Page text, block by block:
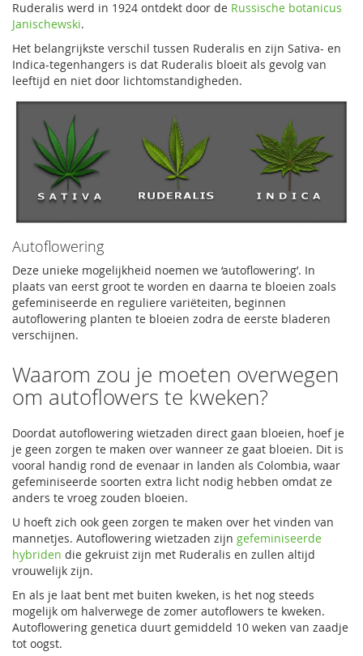
Ruderalis werd in 1924 ontdekt door de Russische botanicus
Janischewski.
Het belangrijkste verschil tussen Ruderalis en zijn Sativa- en
Indica-tegenhangers is dat Ruderalis bloeit als gevolg van
leeftijd en niet door lichtomstandigheden.
Autoflowering
Deze unieke mogelijkheid noemen we ‘autoflowering’. In
plaats van eerst groot te worden en daarna te bloeien zoals
gefeminiseerde en reguliere variëteiten, beginnen
autoflowering planten te bloeien zodra de eerste bladeren
verschijnen.
Waarom zou je moeten overwegen
om autoflowers te kweken?
Doordat autoflowering wietzaden direct gaan bloeien, hoef je
je geen zorgen te maken over wanneer ze gaat bloeien. Dit is
vooral handig rond de evenaar in landen als Colombia, waar
gefeminiseerde soorten extra licht nodig hebben omdat ze
anders te vroeg zouden bloeien.
U hoeft zich ook geen zorgen te maken over het vinden van
mannetjes. Autoflowering wietzaden zijn gefeminiseerde
hybriden die gekruist zijn met Ruderalis en zullen altijd
vrouwelijk zijn.
En als je laat bent met buiten kweken, is het nog steeds
mogelijk om halverwege de zomer autoflowers te kweken.
Autoflowering genetica duurt gemiddeld 10 weken van zaadje
tot oogst.